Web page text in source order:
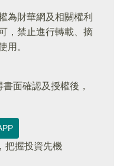
為財華網及相關權利
，禁止進行轉載、摘
用。
書面確認及授權後，
把握投資先機